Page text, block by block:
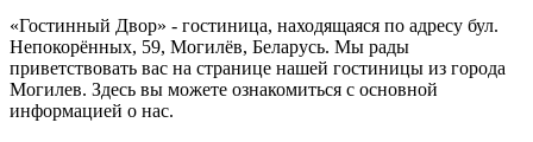
«Гостинный Двор» - гостиница, находящаяся по адресу бул.
Непокорённых, 59, Могилёв, Беларусь. Мы рады
приветствовать вас на странице нашей гостиницы из города
Могилев. Здесь вы можете ознакомиться с основной
информацией о нас.